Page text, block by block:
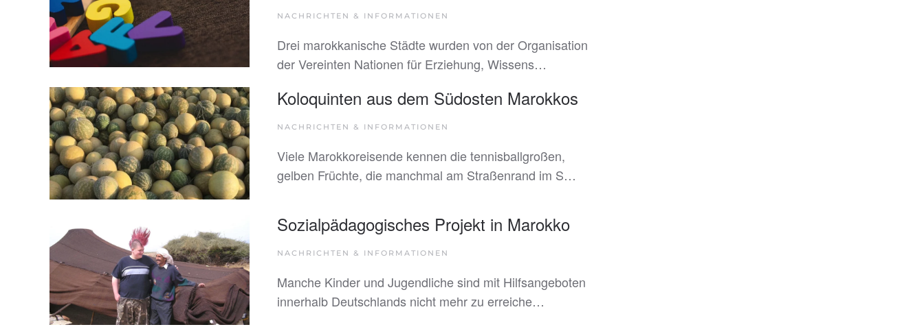
NACHRICHTEN & INFORMATIONEN
Drei marokkanische Städte wurden von der Organisation
der Vereinten Nationen für Erziehung, Wissens…
Koloquinten aus dem Südosten Marokkos
NACHRICHTEN & INFORMATIONEN
Viele Marokkoreisende kennen die tennisballgroßen,
gelben Früchte, die manchmal am Straßenrand im S…
Sozialpädagogisches Projekt in Marokko
NACHRICHTEN & INFORMATIONEN
Manche Kinder und Jugendliche sind mit Hilfsangeboten
innerhalb Deutschlands nicht mehr zu erreiche…